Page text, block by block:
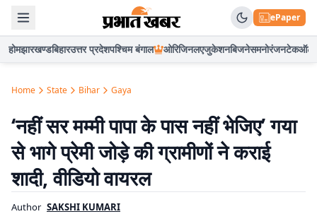
ePaper
होमझारखण्डबिहारउत्तर प्रदेशपश्चिम बंगाल ओरिजिनलएजुकेशनबिजनेसमनोरंजनटेकऑटो
Home State Bihar Gaya
‘नहीं सर मम्मी पापा के पास नहीं भेजिए’ गया
से भागे प्रेमी जोड़े की ग्रामीणों ने कराई
शादी, वीडियो वायरल
Author SAKSHI KUMARI